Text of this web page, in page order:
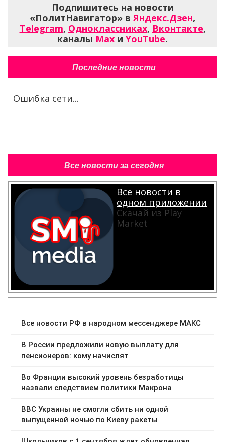
Подпишитесь на новости
«ПолитНавигатор» вЯндекс.Дзен,
Telegram, Одноклассниках, Вконтакте,
каналы Max и YouTube.
Последние новости
Ошибка сети...
Все новости за сегодня
Все новости в
одном приложении
Скачай из Play
Market